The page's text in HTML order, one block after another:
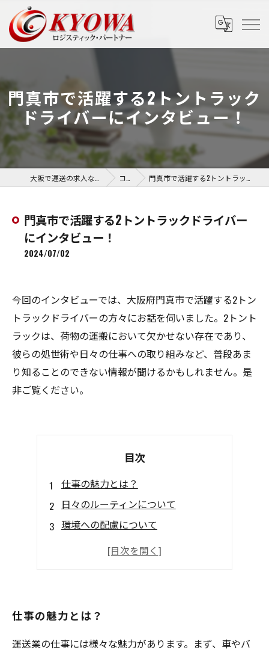
門真市で活躍する2トントラック
ドライバーにインタビュー！
コラム 門真市で活躍する2トントラックドライバーにインタビュー！
門真市で活躍する2トントラックドライバー
にインタビュー！
2024/07/02
今回のインタビューでは、大阪府門真市で活躍する2トン
トラックドライバーの方々にお話を伺いました。2トント
ラックは、荷物の運搬において欠かせない存在であり、
彼らの処世術や日々の仕事への取り組みなど、普段あま
り知ることのできない情報が聞けるかもしれません。是
非ご覧ください。
目次
仕事の魅力とは？
日々のルーティンについて
環境への配慮について
今後の目標について
仕事の魅力とは？
運送業の仕事には様々な魅力があります。まず、車やバ